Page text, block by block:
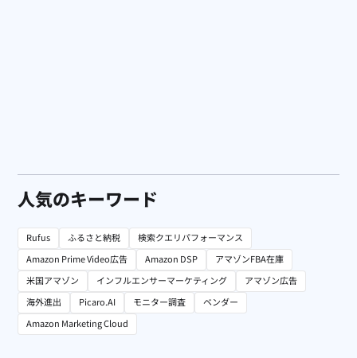
人気のキーワード
Rufus ふるさと納税
検索クエリパフォーマンス
Amazon Prime Video広告
Amazon DSP
アマゾンFBA在庫
米国アマゾン
インフルエンサーマーケティング
アマゾン広告
海外進出
Picaro.AI モニター調査
ベンダー
Amazon Marketing Cloud